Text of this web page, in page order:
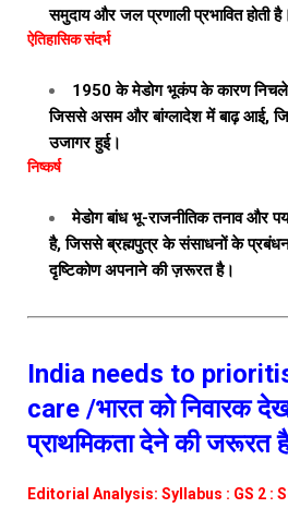
समुदाय और जल प्रणाली प्रभावित होती
ऐतिहासिक संदर्भ
1950 के मेडोग भूकंप के कारण निचले
जिससे असम और बांग्लादेश में बाढ़ आई,
उजागर हुई।
निष्कर्ष
मेडोग बांध भू-राजनीतिक तनाव और
है, जिससे ब्रह्मपुत्र के संसाधनों के
दृष्टिकोण अपनाने की ज़रूरत है।
India needs to
care /भारत को निवारक
प्राथमिकता देने की जरूरत
Editorial Analysis: Syllabus : GS 2 :